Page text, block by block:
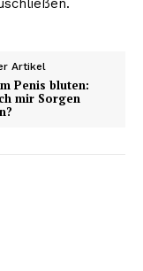
Artikel
Penis bluten:
mir Sorgen